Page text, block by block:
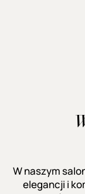
W naszym
elegancji i